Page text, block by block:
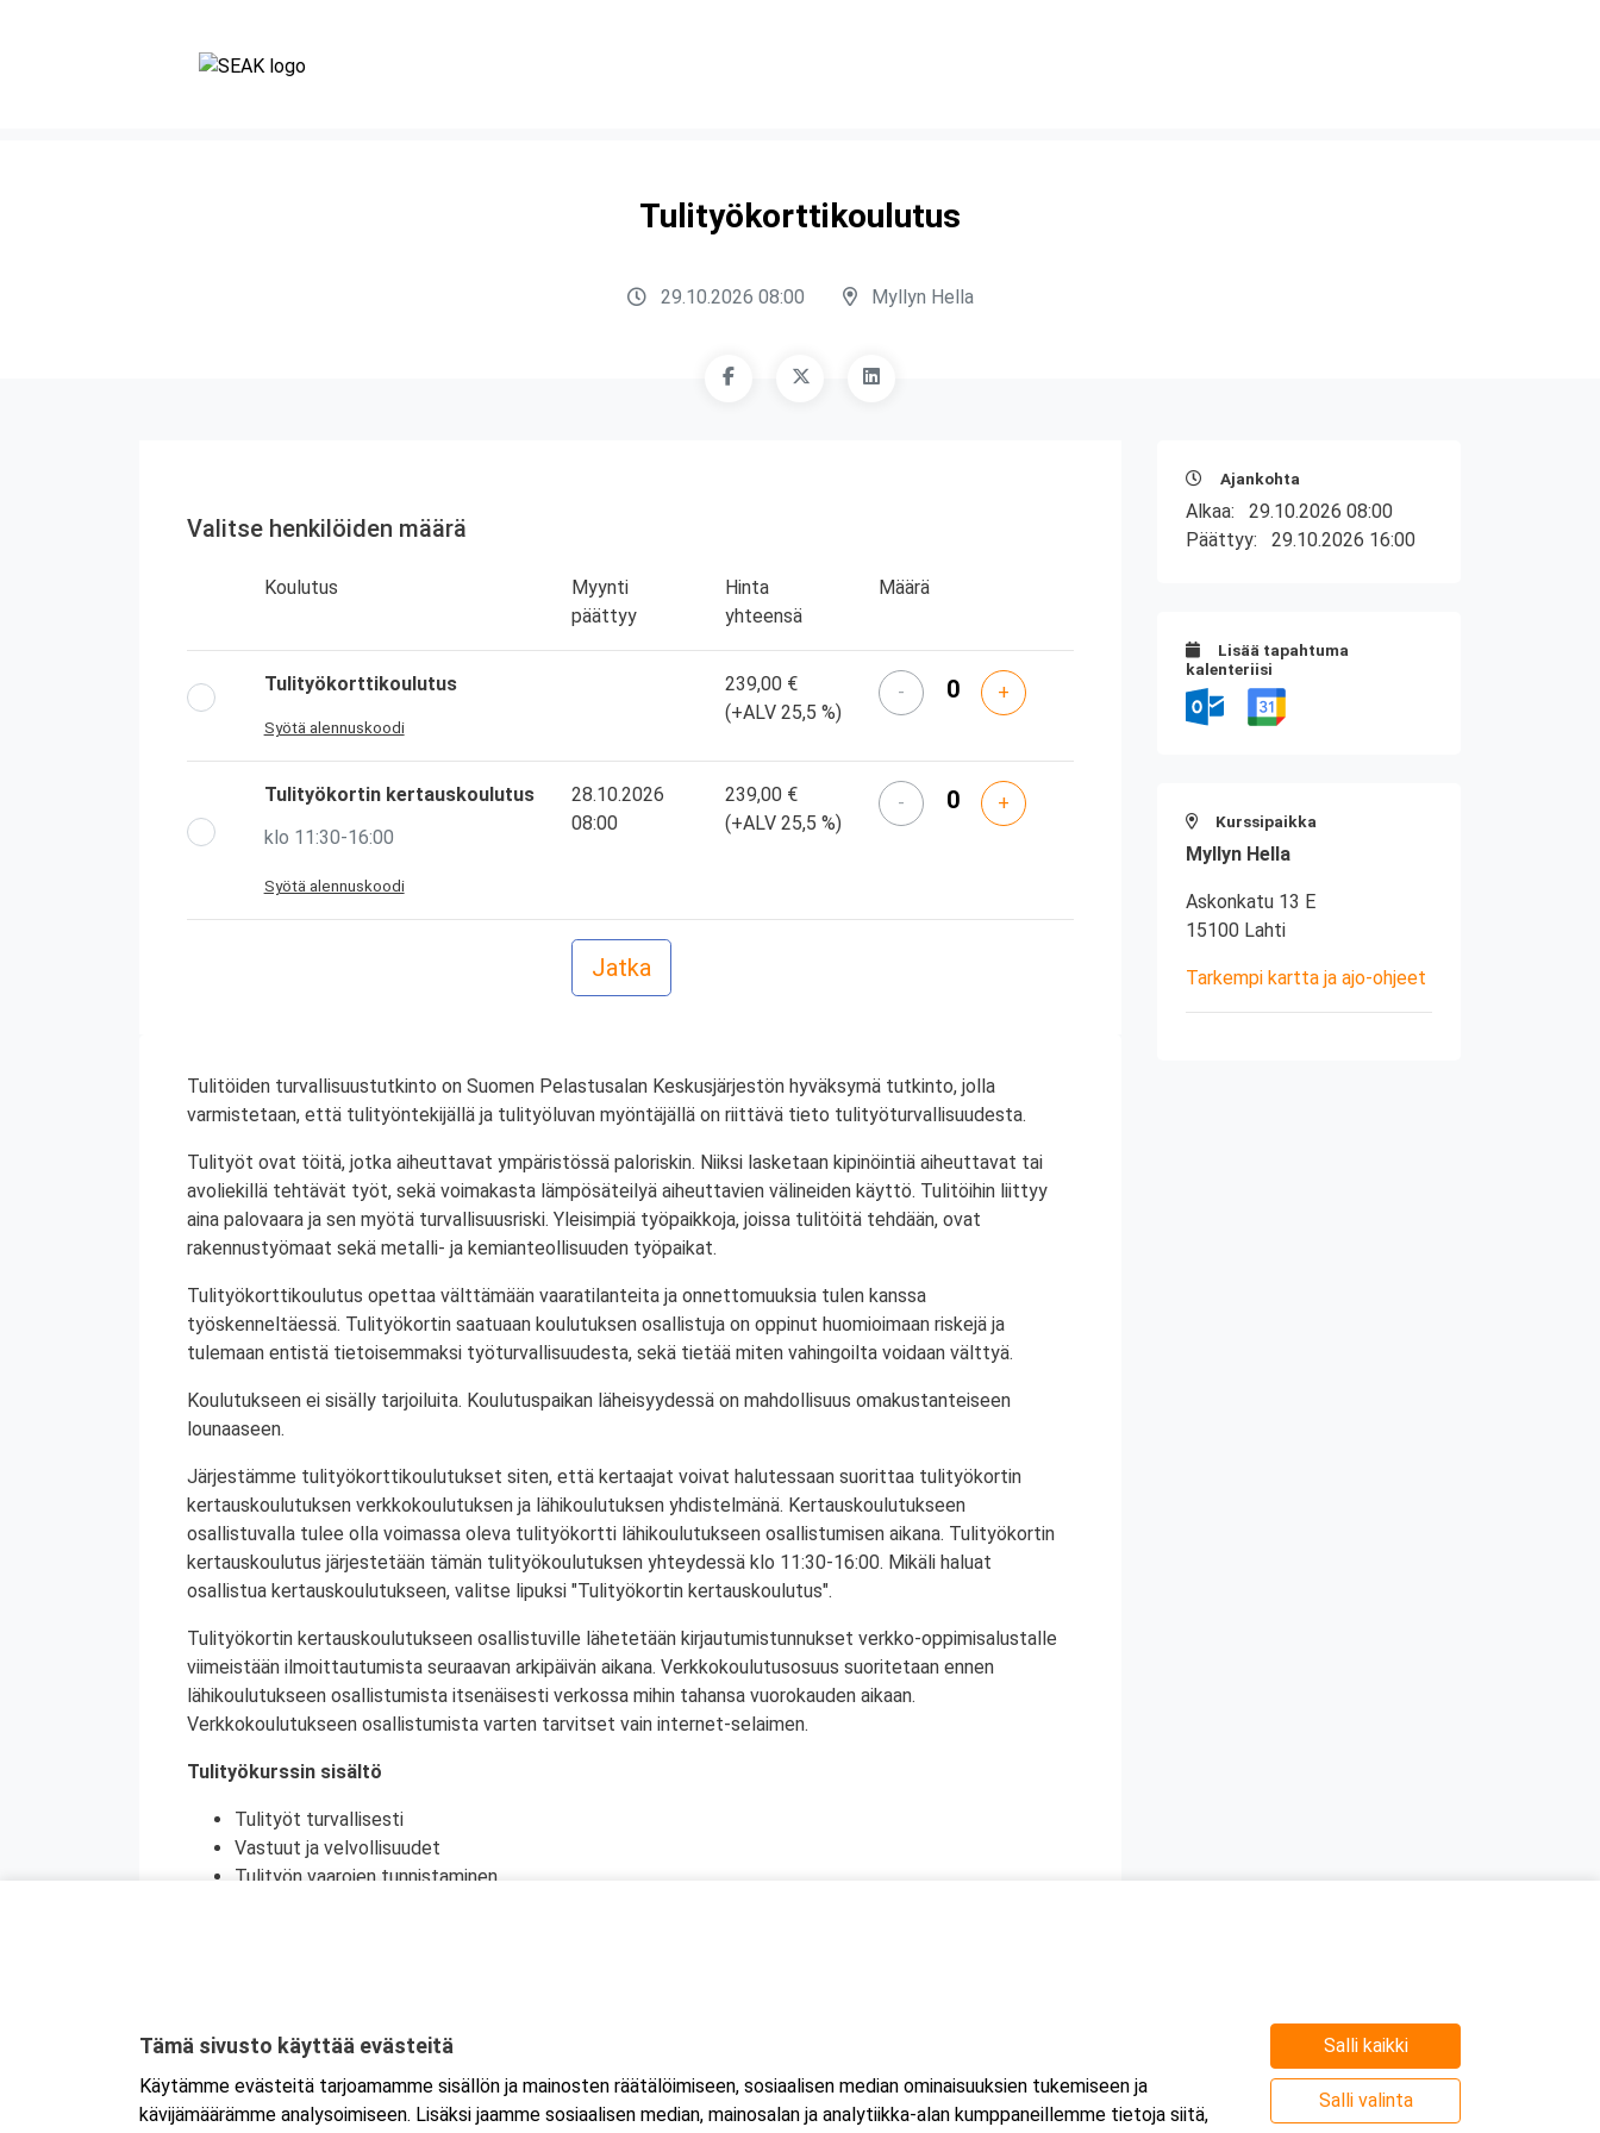
Tulityökorttikoulutus
29.10.2026 08:00 Myllyn Hella
Valitse henkilöiden määrä
Koulutus
Myynti
päättyy
Hinta
yhteensä
Määrä
Tulityökorttikoulutus
Syötä alennuskoodi
239,00 €
(+ALV 25,5 %)
- +
Tulityökortin kertauskoulutus
klo 11:30-16:00
Syötä alennuskoodi
28.10.2026
08:00
239,00 €
(+ALV 25,5 %)
- +
Tulitöiden turvallisuustutkinto on Suomen Pelastusalan Keskusjärjestön hyväksymä tutkinto, jolla
varmistetaan, että tulityöntekijällä ja tulityöluvan myöntäjällä on riittävä tieto tulityöturvallisuudesta.
Tulityöt ovat töitä, jotka aiheuttavat ympäristössä paloriskin. Niiksi lasketaan kipinöintiä aiheuttavat tai
avoliekillä tehtävät työt, sekä voimakasta lämpösäteilyä aiheuttavien välineiden käyttö. Tulitöihin liittyy
aina palovaara ja sen myötä turvallisuusriski. Yleisimpiä työpaikkoja, joissa tulitöitä tehdään, ovat
rakennustyömaat sekä metalli- ja kemianteollisuuden työpaikat.
Tulityökorttikoulutus opettaa välttämään vaaratilanteita ja onnettomuuksia tulen kanssa
työskenneltäessä. Tulityökortin saatuaan koulutuksen osallistuja on oppinut huomioimaan riskejä ja
tulemaan entistä tietoisemmaksi työturvallisuudesta, sekä tietää miten vahingoilta voidaan välttyä.
Koulutukseen ei sisälly tarjoiluita. Koulutuspaikan läheisyydessä on mahdollisuus omakustanteiseen
lounaaseen.
Järjestämme tulityökorttikoulutukset siten, että kertaajat voivat halutessaan suorittaa tulityökortin
kertauskoulutuksen verkkokoulutuksen ja lähikoulutuksen yhdistelmänä. Kertauskoulutukseen
osallistuvalla tulee olla voimassa oleva tulityökortti lähikoulutukseen osallistumisen aikana. Tulityökortin
kertauskoulutus järjestetään tämän tulityökoulutuksen yhteydessä klo 11:30-16:00. Mikäli haluat
osallistua kertauskoulutukseen, valitse lipuksi "Tulityökortin kertauskoulutus".
Tulityökortin kertauskoulutukseen osallistuville lähetetään kirjautumistunnukset verkko-oppimisalustalle
viimeistään ilmoittautumista seuraavan arkipäivän aikana. Verkkokoulutusosuus suoritetaan ennen
lähikoulutukseen osallistumista itsenäisesti verkossa mihin tahansa vuorokauden aikaan.
Verkkokoulutukseen osallistumista varten tarvitset vain internet-selaimen.
Tulityökurssin sisältö
Tulityöt turvallisesti
Vastuut ja velvollisuudet
Tulityön vaarojen tunnistaminen
Tulityökortti on voimassa viisi vuotta. Tulityökortti on voimassa Suomen lisäksi myös Norjassa ja
Ruotsin tulityökoulutus uudistui heinäkuussa 2023, jonka seurauksena Suomessa myönnetty kortti ei ole
Ruotsissa enää pätevä.
Ajankohta
Alkaa: 29.10.2026 08:00
Päättyy: 29.10.2026 16:00
Lisää tapahtuma
kalenteriisi
Kurssipaikka
Myllyn Hella
Askonkatu 13 E
15100 Lahti
Tarkempi kartta ja ajo-ohjeet
Tämä sivusto käyttää evästeitä
Käytämme evästeitä tarjoamamme sisällön ja mainosten räätälöimiseen, sosiaalisen median ominaisuuksien tukemiseen ja
kävijämäärämme analysoimiseen. Lisäksi jaamme sosiaalisen median, mainosalan ja analytiikka-alan kumppaneillemme tietoja siitä,
Salli kaikki
Salli valinta